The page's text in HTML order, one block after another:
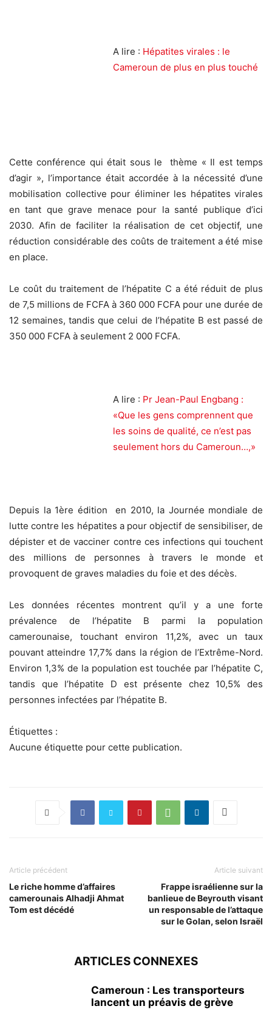
A lire : Hépatites virales : le
Cameroun de plus en plus touché
Cette conférence qui était sous le thème « Il est temps
d’agir », l’importance était accordée à la nécessité d’une
mobilisation collective pour éliminer les hépatites virales
en tant que grave menace pour la santé publique d’ici
2030. Afin de faciliter la réalisation de cet objectif, une
réduction considérable des coûts de traitement a été mise
en place.
Le coût du traitement de l’hépatite C a été réduit de plus
de 7,5 millions de FCFA à 360 000 FCFA pour une durée de
12 semaines, tandis que celui de l’hépatite B est passé de
350 000 FCFA à seulement 2 000 FCFA.
A lire : Pr Jean-Paul Engbang :
«Que les gens comprennent que
les soins de qualité, ce n’est pas
seulement hors du Cameroun…,»
Depuis la 1ère édition en 2010, la Journée mondiale de
lutte contre les hépatites a pour objectif de sensibiliser, de
dépister et de vacciner contre ces infections qui touchent
des millions de personnes à travers le monde et
provoquent de graves maladies du foie et des décès.
Les données récentes montrent qu’il y a une forte
prévalence de l’hépatite B parmi la population
camerounaise, touchant environ 11,2%, avec un taux
pouvant atteindre 17,7% dans la région de l’Extrême-Nord.
Environ 1,3% de la population est touchée par l’hépatite C,
tandis que l’hépatite D est présente chez 10,5% des
personnes infectées par l’hépatite B.
Étiquettes :
Aucune étiquette pour cette publication.
Article précédent
Le riche homme d’affaires
camerounais Alhadji Ahmat
Tom est décédé
Article suivant
Frappe israélienne sur la
banlieue de Beyrouth visant
un responsable de l’attaque
sur le Golan, selon Israël
ARTICLES CONNEXES
Cameroun : Les transporteurs
lancent un préavis de grève